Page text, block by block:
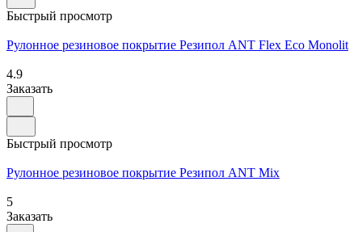
Быстрый просмотр
Рулонное резиновое покрытие Резипол ANT Flex Eco Monolit
4.9
Заказать
Быстрый просмотр
Рулонное резиновое покрытие Резипол ANT Мix
5
Заказать